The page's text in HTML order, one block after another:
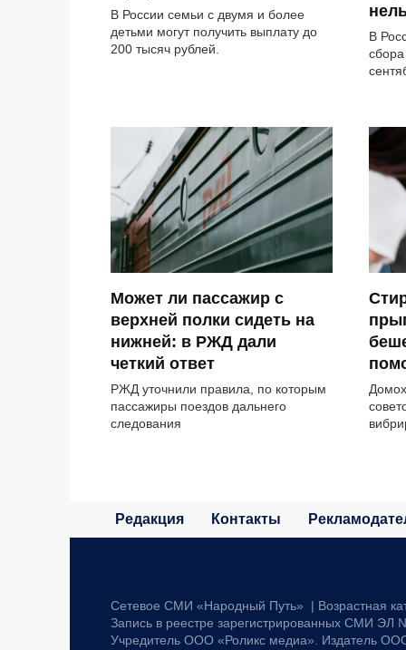
В России семьи с двумя и более
детьми могут получить выплату до
200 тысяч рублей.
В
сбора
Может ли пассажир с
верхней полки сидеть на
нижней: в РЖД дали
четкий ответ
РЖД уточнили правила, по которым
пассажиры поездов дальнего
следования
Редакция Контакты
Сетевое СМИ «Народный Путь» | Возрастная
Запись в реестре зарегистрированных СМИ
Учредитель ООО «Роликс медиа». Издатель